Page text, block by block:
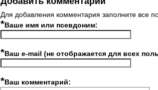
Для добавления комментария заполните все
*Ваше имя или псевдоним:
*Ваш e-mail (не отображается для всех
*Ваш комментарий: